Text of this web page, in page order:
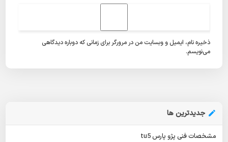
ذخیره نام، ایمیل و وبسایت من در مرورگر برای زمانی که دوباره دیدگاهی
می‌نویسم.
جدیدترین ها
مشخصات فنی پژو پارس tu5